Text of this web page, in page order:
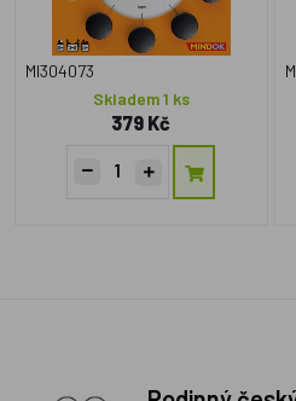
MI304073
Skladem 1 ks
379 Kč